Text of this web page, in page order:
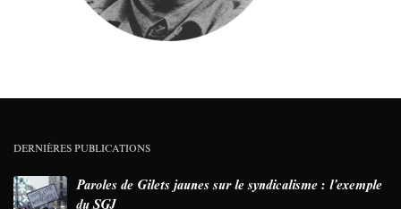
DERNIÈRES PUBLICATIONS
Paroles de Gilets jaunes sur le syndicalisme : l’exemple
du SGJ